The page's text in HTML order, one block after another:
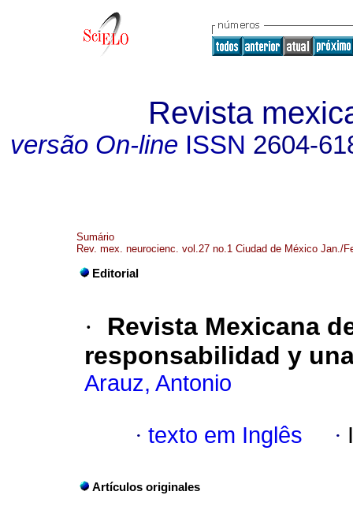
Revista
versão On-line ISSN 2604-
Sumário
Rev. mex. neurocienc. vol.27 no.1 Ciudad de México Jan./
Editorial
·
Revista Mexicana
responsabilidad y
Arauz, Antonio
· texto em Inglês ·
Artículos originales